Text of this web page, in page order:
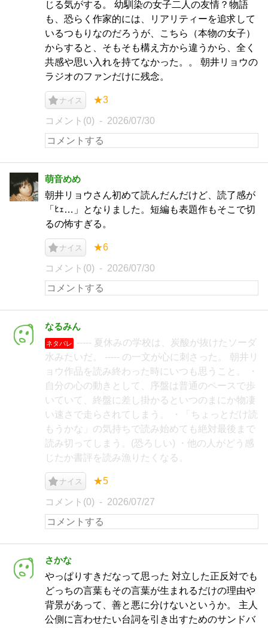
じる気がする。 幼馴染の女子二人の友情？物語
も、恐らく作家的には、リアリティーを追求して
いるつもりなのだろうが、こちら（本物の女子）
からすると、そもそも構え方から違うから、全く
共感や思い入れを持てなかった。。 朝井リョウの
ラジオのファンだけに残念。
ナイス ★3
コメント(0) 2026/07/30
萌音めめ
朝井リョウさん初めて読んだんだけど、読了感が
「ﾋｪ…」となりました。短編も表題作もそこで切
るの怖すぎる。
ナイス ★6
コメント(0) 2026/07/30
なるみん
ネタバレ
----- 夏休みの学校は、炭酸が抜けたソーダ
水みたいだ。 ----- の一文が心に刺さった。 朝井リ
ョウ作品を読み終わった時にいつも思うこと。 ・
自分の心の動きとして、序盤は普通のペースで歩
いていて、終盤に差し掛かるといつのまにか物凄
い速さで走らされてしまう。 ・「ちょっとだけ読
もうかな」の気持ちで読み始めても絶対最後まで
読み切ってしまう。(恐ろしい) ・他の人がどう感
じたか書評を読み漁りたくなる。
ナイス ★5
コメント(0) 2026/07/27
さかな
やっぱりすきだなって思った 対立した正反対でも
どっちの言葉もその言葉が生まれるだけの理由や
背景があって、善と悪に分けないというか。 主人
公側に言わせたい台詞を引き出すためのサンドバ